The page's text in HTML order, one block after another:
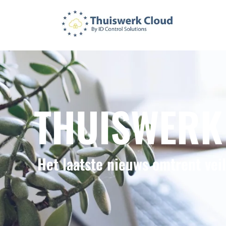
Het laatste nieuws omtrent